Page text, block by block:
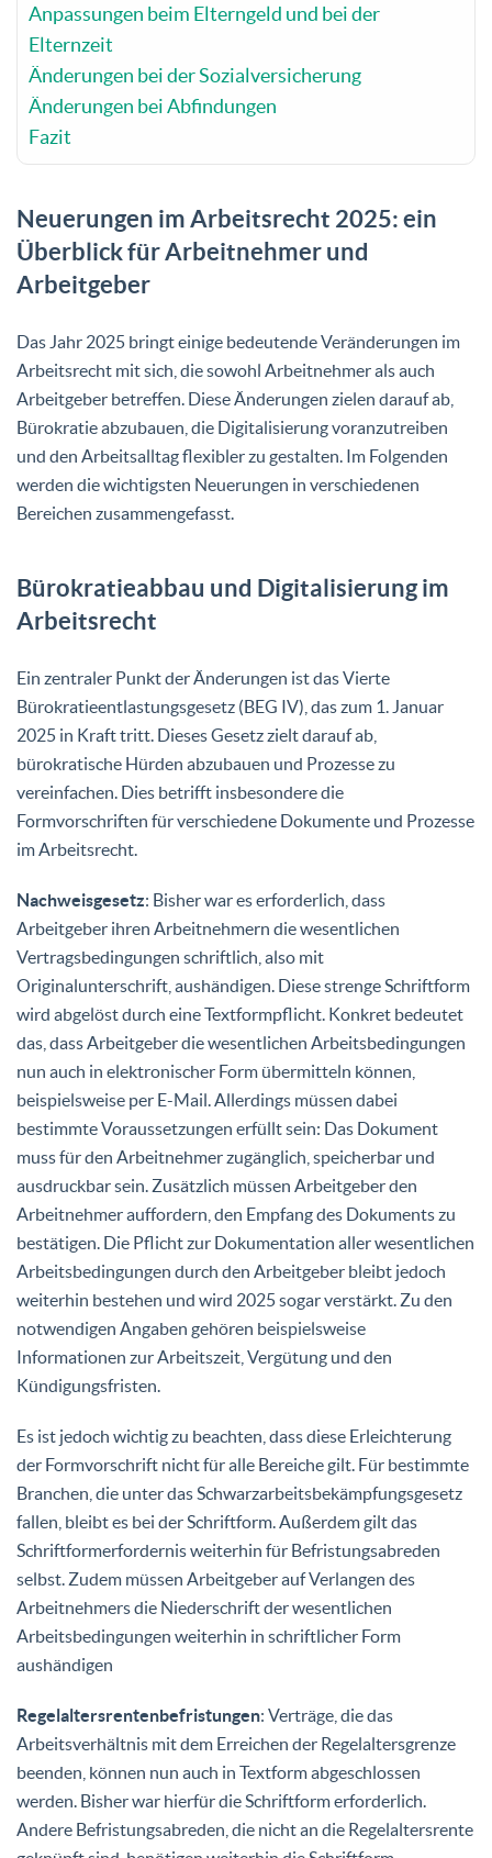
Anpassungen beim Elterngeld und bei der
Elternzeit
Änderungen bei der Sozialversicherung
Änderungen bei Abfindungen
Fazit
Neuerungen im Arbeitsrecht 2025: ein
Überblick für Arbeitnehmer und
Arbeitgeber
Das Jahr 2025 bringt einige bedeutende Veränderungen im
Arbeitsrecht mit sich, die sowohl Arbeitnehmer als auch
Arbeitgeber betreffen. Diese Änderungen zielen darauf ab,
Bürokratie abzubauen, die Digitalisierung voranzutreiben
und den Arbeitsalltag flexibler zu gestalten. Im Folgenden
werden die wichtigsten Neuerungen in verschiedenen
Bereichen zusammengefasst.
Bürokratieabbau und Digitalisierung im
Arbeitsrecht
Ein zentraler Punkt der Änderungen ist das Vierte
Bürokratieentlastungsgesetz (BEG IV), das zum 1. Januar
2025 in Kraft tritt. Dieses Gesetz zielt darauf ab,
bürokratische Hürden abzubauen und Prozesse zu
vereinfachen. Dies betrifft insbesondere die
Formvorschriften für verschiedene Dokumente und Prozesse
im Arbeitsrecht.
Nachweisgesetz: Bisher war es erforderlich, dass
Arbeitgeber ihren Arbeitnehmern die wesentlichen
Vertragsbedingungen schriftlich, also mit
Originalunterschrift, aushändigen. Diese strenge Schriftform
wird abgelöst durch eine Textformpflicht. Konkret bedeutet
das, dass Arbeitgeber die wesentlichen Arbeitsbedingungen
nun auch in elektronischer Form übermitteln können,
beispielsweise per E-Mail. Allerdings müssen dabei
bestimmte Voraussetzungen erfüllt sein: Das Dokument
muss für den Arbeitnehmer zugänglich, speicherbar und
ausdruckbar sein. Zusätzlich müssen Arbeitgeber den
Arbeitnehmer auffordern, den Empfang des Dokuments zu
bestätigen. Die Pflicht zur Dokumentation aller wesentlichen
Arbeitsbedingungen durch den Arbeitgeber bleibt jedoch
weiterhin bestehen und wird 2025 sogar verstärkt. Zu den
notwendigen Angaben gehören beispielsweise
Informationen zur Arbeitszeit, Vergütung und den
Kündigungsfristen.
Es ist jedoch wichtig zu beachten, dass diese Erleichterung
der Formvorschrift nicht für alle Bereiche gilt. Für bestimmte
Branchen, die unter das Schwarzarbeitsbekämpfungsgesetz
fallen, bleibt es bei der Schriftform. Außerdem gilt das
Schriftformerfordernis weiterhin für Befristungsabreden
selbst. Zudem müssen Arbeitgeber auf Verlangen des
Arbeitnehmers die Niederschrift der wesentlichen
Arbeitsbedingungen weiterhin in schriftlicher Form
aushändigen
Regelaltersrentenbefristungen: Verträge, die das
Arbeitsverhältnis mit dem Erreichen der Regelaltersgrenze
beenden, können nun auch in Textform abgeschlossen
werden. Bisher war hierfür die Schriftform erforderlich.
Andere Befristungsabreden, die nicht an die Regelaltersrente